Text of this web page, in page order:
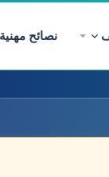
نصائح مهنية